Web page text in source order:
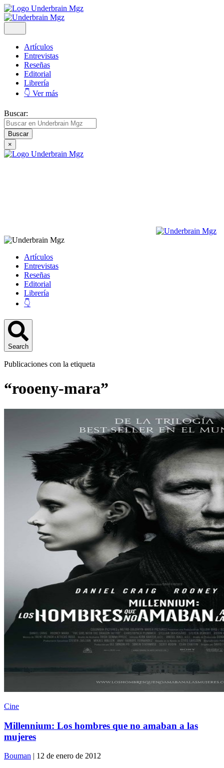
Artículos
Entrevistas
Reseñas
Editorial
Librería
👇 Ver más
Buscar:
×
Artículos
Entrevistas
Reseñas
Editorial
Librería
👇
Search
Publicaciones con la etiqueta
“rooeny-mara”
Cine
Millennium: Los hombres que no amaban a las
mujeres
Bouman | 12 de enero de 2012